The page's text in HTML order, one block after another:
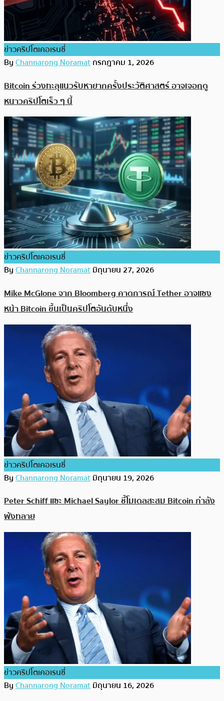
ข่าวคริปโตเคอเรนซี่
ByChannarong Noramatกรกฎาคม 1, 2026
Bitcoin ร่วงทะลุแนวรับหายากครั้งประวัติศาสตร์ อาจเจอฤดู
หนาวคริปโตเร็ว ๆ นี้
ข่าวคริปโตเคอเรนซี่
ByChannarong Noramatมิถุนายน 27, 2026
Mike McGlone จาก Bloomberg คาดการณ์ Tether อาจแซง
หน้า Bitcoin ขึ้นเป็นคริปโตอันดับหนึ่ง
ข่าวคริปโตเคอเรนซี่
ByChannarong Noramatมิถุนายน 19, 2026
Peter Schiff แซะ Michael Saylor ชี้โมเดลสะสม Bitcoin กำลัง
พังทลาย
ข่าวคริปโตเคอเรนซี่
ByChannarong Noramatมิถุนายน 16, 2026